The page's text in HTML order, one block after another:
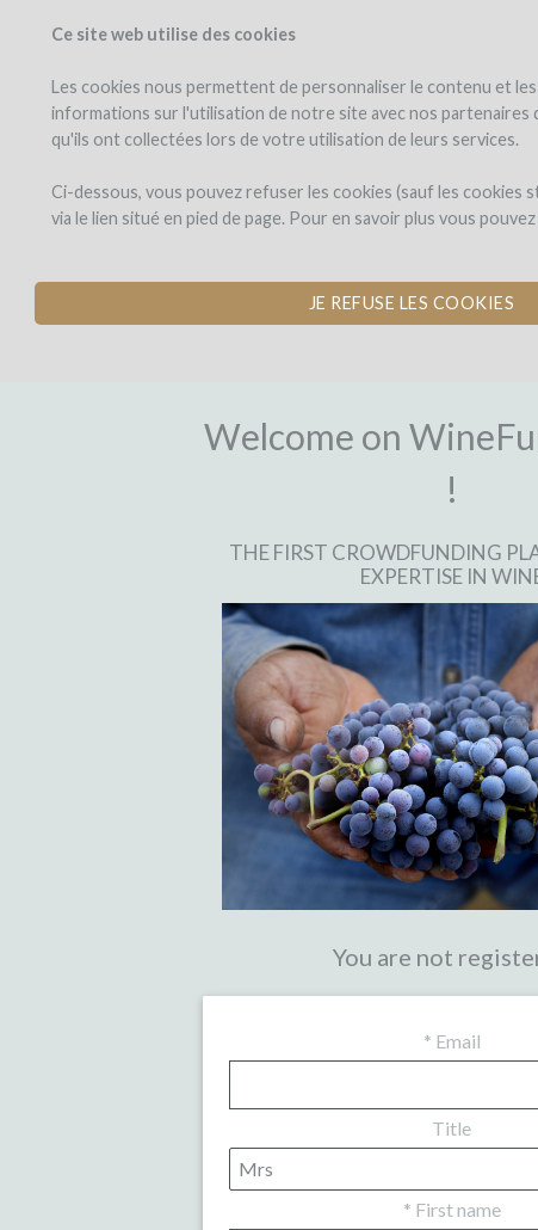
Ce site web utilise des cookies
Les cookies nous permettent de personnaliser le contenu et
informations sur l'utilisation de notre site avec nos partenaires
qu'ils ont collectées lors de votre utilisation de leurs services.
Ci-dessous, vous pouvez refuser les cookies (sauf les
via le lien situé en pied de page. Pour en savoir plus vous
JE REFUSE LES COOKIES
Welcome on
!
THE FIRST CROWDFUNDING
EXPERTISE IN
You are not
* Email
Title
* First name